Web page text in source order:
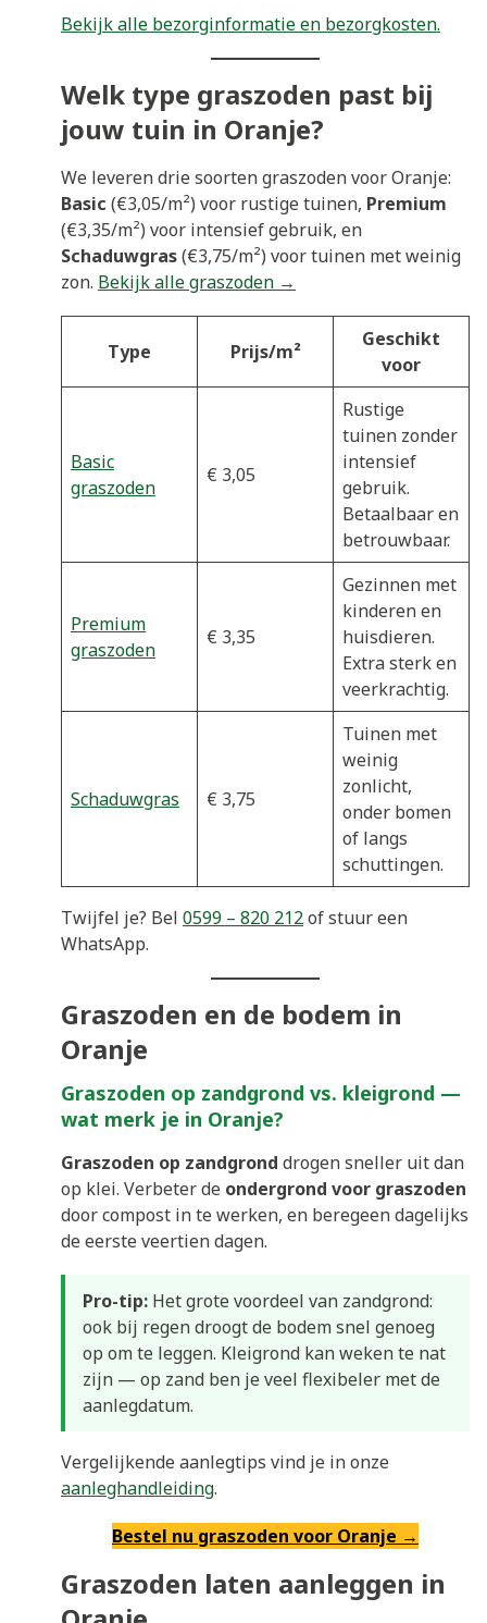
Bekijk alle bezorginformatie en bezorgkosten.
Welk type graszoden past bij
jouw tuin in Oranje?
We leveren drie soorten graszoden voor Oranje:
Basic (€3,05/m²) voor rustige tuinen, Premium
(€3,35/m²) voor intensief gebruik, en
Schaduwgras(€3,75/m²) voor tuinen met weinig
zon. Bekijk alle graszoden →
Type Prijs/m²
Geschikt
voor
Basic
graszoden
€ 3,05
Rustige
tuinen zonder
intensief
gebruik.
Betaalbaar en
betrouwbaar.
Premium
graszoden
€ 3,35
Gezinnen met
kinderen en
huisdieren.
Extra sterk en
veerkrachtig.
Schaduwgras € 3,75
Tuinen met
weinig
zonlicht,
onder bomen
of langs
schuttingen.
Twijfel je? Bel 0599 – 820 212of stuur een
WhatsApp.
Graszoden en de bodem in
Oranje
Graszoden op zandgrond vs. kleigrond —
wat merk je in Oranje?
Graszoden op zandgrond drogen sneller uit dan
op klei. Verbeter de ondergrond voor graszoden
door compost in te werken, en beregeen dagelijks
de eerste veertien dagen.
Pro-tip: Het grote voordeel van zandgrond:
ook bij regen droogt de bodem snel genoeg
op om te leggen. Kleigrond kan weken te nat
zijn — op zand ben je veel flexibeler met de
aanlegdatum.
Vergelijkende aanlegtips vind je in onze
aanleghandleiding.
Bestel nu graszoden voor Oranje →
Graszoden laten aanleggen in